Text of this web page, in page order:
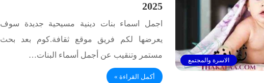
الاسرة والمجتمع
2025
اجمل اسماء بنات دينية مسيحية جديدة سوف
يعرضها لكم فريق موقع ثقافة.كوم بعد بحث
مستمر وتنقيب عن أجمل أسماء البنات…
أكمل القراءة »